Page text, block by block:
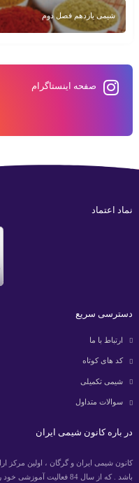
شیمی یازدهم فصل دوم
صفحه اینستاگرام
نماد اعتماد
دسترسی سریع
ارتباط با ما
کد های کوتاه
شیمی تکمیلی
سوالات متداول
در باره کانون شیمی ایران
کانون شیمی ایران و گرگان ، اولین مرکز
باشد . که از سال 84 فعالیت آموزشی خود را در زمینه آموزش آنلاین شیمی شروع کرده است .